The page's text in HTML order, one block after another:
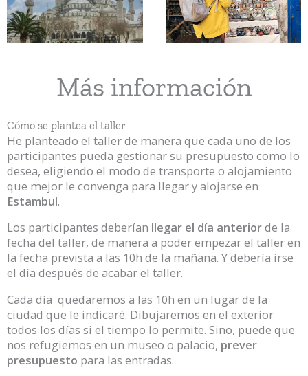
Más información
Cómo se plantea el taller
He planteado el taller de manera que cada uno de los
participantes pueda gestionar su presupuesto como lo
desea, eligiendo el modo de transporte o alojamiento
que mejor le convenga para llegar y alojarse en
Estambul.
Los participantes deberían llegar el día anteriorde la
fecha del taller, de manera a poder empezar el taller en
la fecha prevista a las 10h de la mañana. Y debería irse
el día después de acabar el taller.
Cada día quedaremos a las 10h en un lugar de la
ciudad que le indicaré. Dibujaremos en el exterior
todos los días si el tiempo lo permite. Sino, puede que
nos refugiemos en un museo o palacio, prever
presupuesto para las entradas.